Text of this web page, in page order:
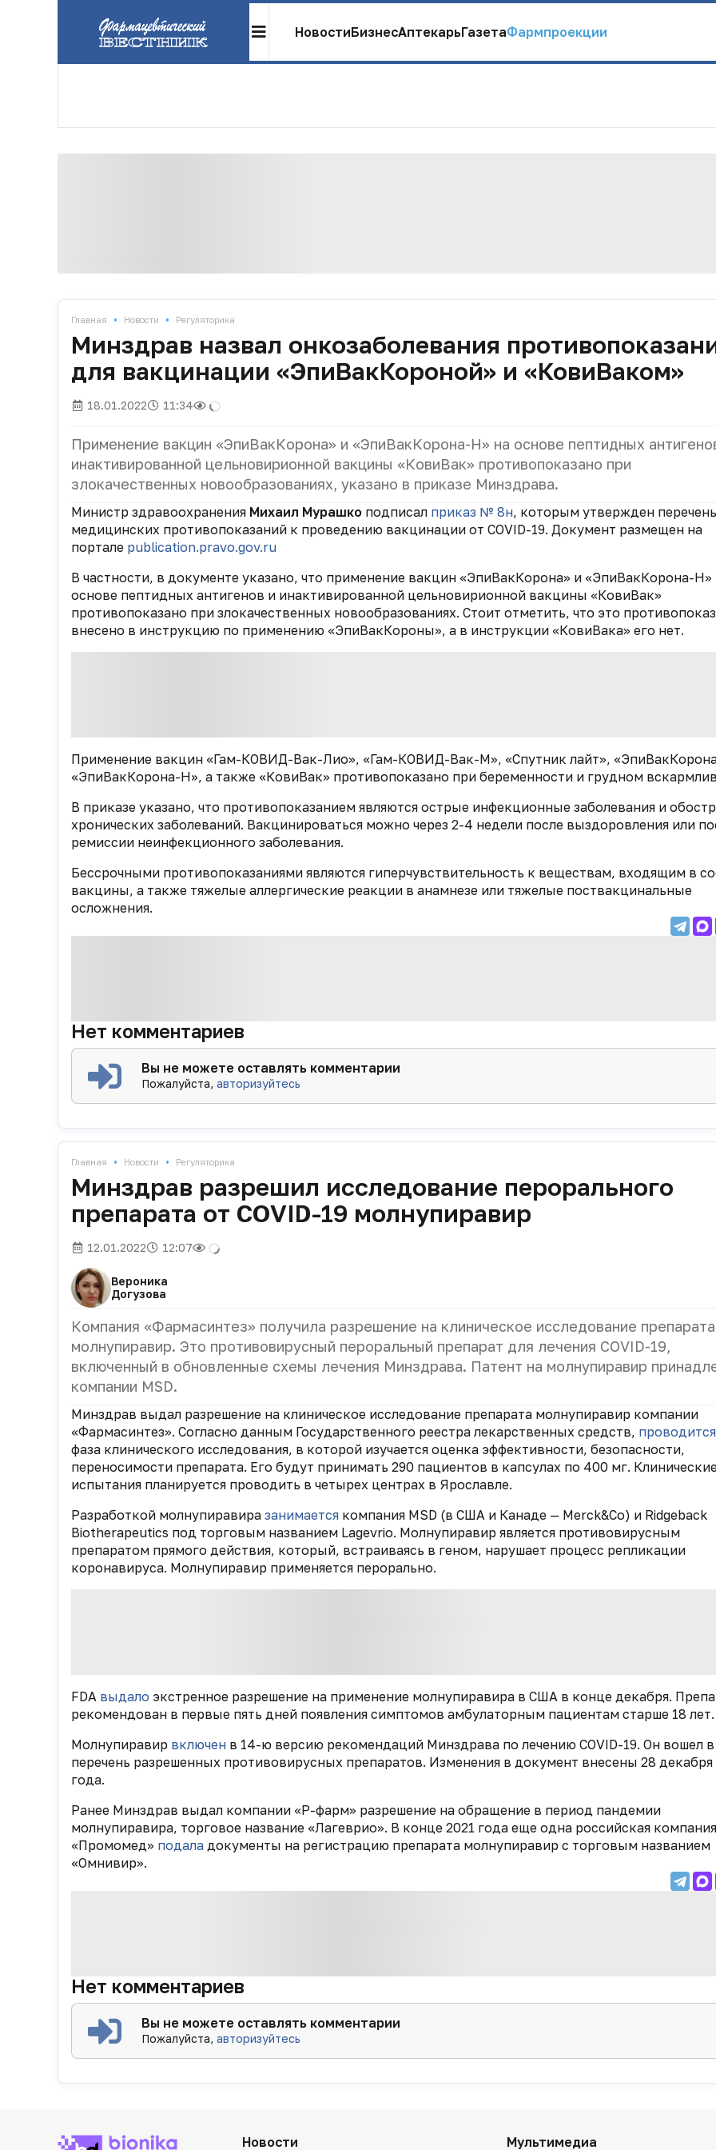
НовостиБизнесАптекарьГазетаФармпроекции
Главная • Новости • Регуляторика
Минздрав назвал онкозаболевания
для вакцинации «ЭпиВакКороной» и «КовиВаком»
18.01.2022 11:34
Применение вакцин «ЭпиВакКорона» и «ЭпиВакКорона-Н» на основе пептидных
инактивированной цельновирионной вакцины «КовиВак» противопоказано при
злокачественных новообразованиях, указано в приказе Минздрава.
Министр здравоохранения Михаил Мурашко подписал приказ № 8н, которым утвержден перечень
медицинских противопоказаний к проведению вакцинации от СОVID-19. Документ размещен на
портале publication.pravo.gov.ru
В частности, в документе указано, что применение вакцин «ЭпиВакКорона» и «ЭпиВакКорона-Н»
основе пептидных антигенов и инактивированной цельновирионной вакцины «КовиВак»
противопоказано при злокачественных новообразованиях. Стоит отметить, что это
внесено в инструкцию по применению «ЭпиВакКороны», а в инструкции «КовиВака» его нет.
Применение вакцин «Гам-КОВИД-Вак-Лио», «Гам-КОВИД-Вак-М», «Спутник лайт»,
«ЭпиВакКорона-Н», а также «КовиВак» противопоказано при беременности и грудном
В приказе указано, что противопоказанием являются острые инфекционные заболевания и
хронических заболеваний. Вакцинироваться можно через 2-4 недели после выздоровления или
ремиссии неинфекционного заболевания.
Бессрочными противопоказаниями являются гиперчувствительность к веществам, входящим в
вакцины, а также тяжелые аллергические реакции в анамнезе или тяжелые поствакцинальные
осложнения.
Нет комментариев
Вы не можете оставлять комментарии
Пожалуйста,авторизуйтесь
Главная • Новости • Регуляторика
Минздрав разрешил исследование перорального
препарата от COVID-19 молнупиравир
12.01.2022 12:07
Вероника
Догузова
Компания «Фармасинтез» получила разрешение на клиническое исследование препарата
молнупиравир. Это противовирусный пероральный препарат для лечения COVID-19,
включенный в обновленные схемы лечения Минздрава. Патент на молнупиравир
компании MSD.
Минздрав выдал разрешение на клиническое исследование препарата молнупиравир компании
«Фармасинтез». Согласно данным Государственного реестра лекарственных средств, проводится
фаза клинического исследования, в которой изучается оценка эффективности, безопасности,
переносимости препарата. Его будут принимать 290 пациентов в капсулах по 400 мг.
испытания планируется проводить в четырех центрах в Ярославле.
Разработкой молнупиравира занимается компания MSD (в США и Канаде — Merck&Co) и Ridgeback
Biotherapeutics под торговым названием Lagevrio. Молнупиравир является противовирусным
препаратом прямого действия, который, встраиваясь в геном, нарушает процесс репликации
коронавируса. Молнупиравир применяется перорально.
FDA выдало экстренное разрешение на применение молнупиравира в США в конце декабря.
рекомендован в первые пять дней появления симптомов амбулаторным пациентам старше 18 лет.
Молнупиравир включен в 14-ю версию рекомендаций Минздрава по лечению COVID-19. Он вошел в
перечень разрешенных противовирусных препаратов. Изменения в документ внесены 28 декабря
года.
Ранее Минздрав выдал компании «Р-фарм» разрешение на обращение в период пандемии
молнупиравира, торговое название «Лагеврио». В конце 2021 года еще одна российская
«Промомед» подала документы на регистрацию препарата молнупиравир с торговым названием
«Омнивир».
Нет комментариев
Вы не можете оставлять комментарии
Пожалуйста,авторизуйтесь
Новости Мультимедиа